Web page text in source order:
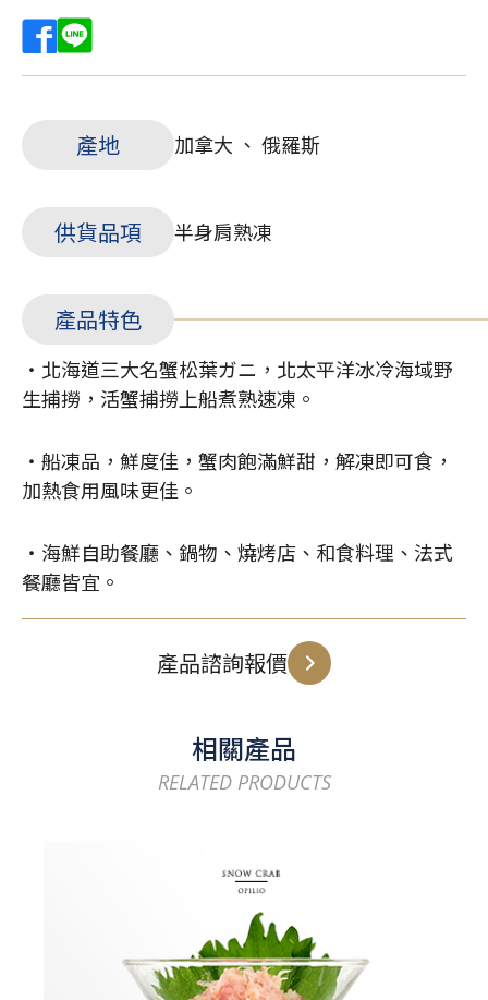
產地 加拿大 、 俄羅斯
供貨品項 半身肩熟凍
產品特色
・北海道三大名蟹松葉ガニ，北太平洋冰冷海域野
生捕撈，活蟹捕撈上船煮熟速凍。
・船凍品，鮮度佳，蟹肉飽滿鮮甜，解凍即可食，
加熱食用風味更佳。
・海鮮自助餐廳、鍋物、燒烤店、和食料理、法式
餐廳皆宜。
產品諮詢報價
相關產品
RELATED PRODUCTS